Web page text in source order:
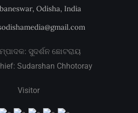
Odisha, India
ସୁଦର୍ଶନ ଛୋଟରାୟ
Sudarshan Chhotoray
Visitor